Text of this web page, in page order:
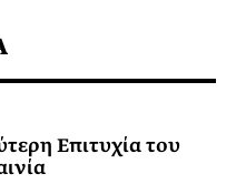
Επιτυχία του